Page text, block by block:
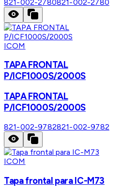
821-002-2780821-002-2780
ICOM
TAPA FRONTAL
P/ICF1000S/2000S
TAPA FRONTAL
P/ICF1000S/2000S
821-002-9782821-002-9782
ICOM
Tapa frontal para IC-M73